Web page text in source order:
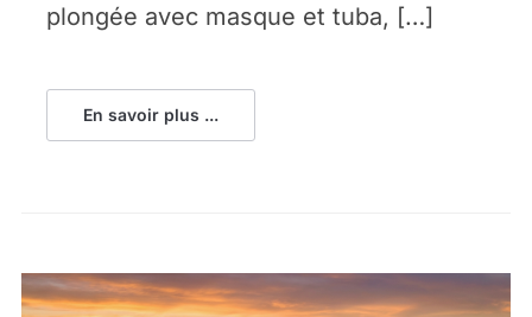
plongée avec masque et tuba, […]
En savoir plus ...